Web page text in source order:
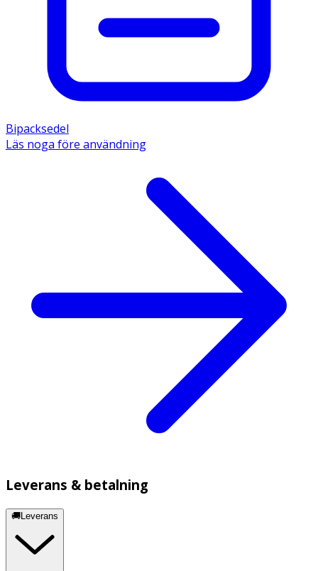
Bipacksedel
Läs noga före användning
Leverans & betalning
🚚Leverans